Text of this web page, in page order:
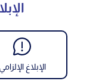
الإبلاغ الإلزامي